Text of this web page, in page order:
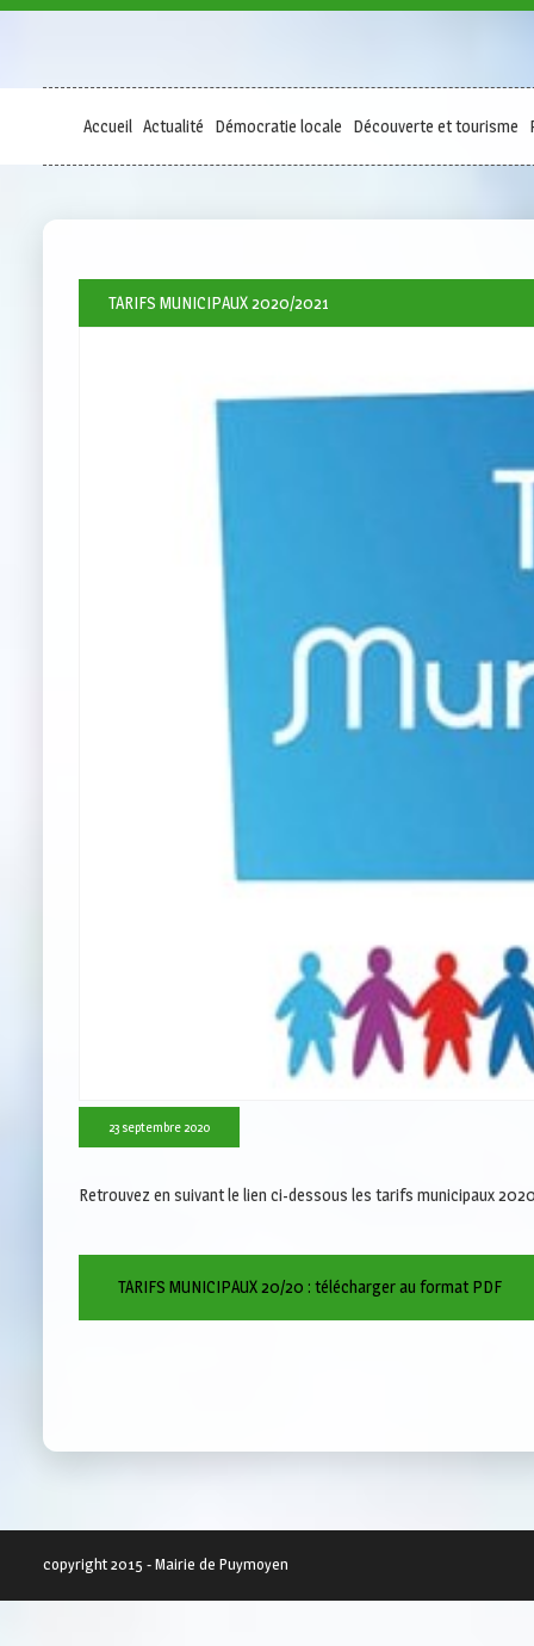
Accueil Actualité Démocratie locale Découverte et tourisme
TARIFS MUNICIPAUX 2020/2021
23 septembre 2020
Retrouvez en suivant le lien ci-dessous les tarifs municipaux
TARIFS MUNICIPAUX 20/20 : télécharger au format PDF
copyright 2015 - Mairie de Puymoyen